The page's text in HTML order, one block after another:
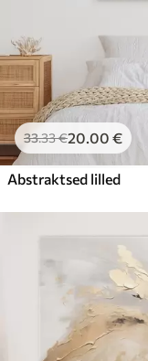
33.33€20.00 €
Abstraktsed lilled